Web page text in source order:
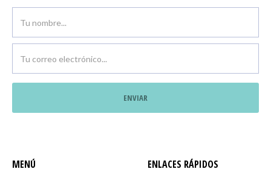
MENÚ ENLACES RÁPIDOS